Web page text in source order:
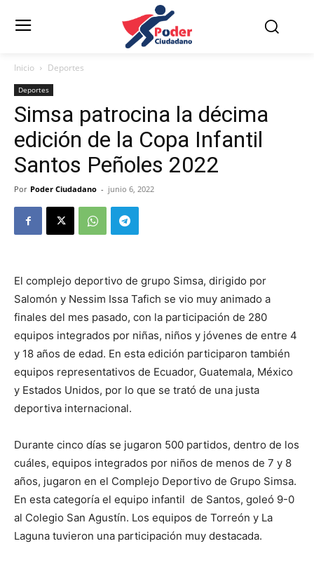
Inicio Deportes
Deportes
Simsa patrocina la décima
edición de la Copa Infantil
Santos Peñoles 2022
Por Poder Ciudadano - junio 6, 2022
El complejo deportivo de grupo Simsa, dirigido por
Salomón y Nessim Issa Tafich se vio muy animado a
finales del mes pasado, con la participación de 280
equipos integrados por niñas, niños y jóvenes de entre 4
y 18 años de edad. En esta edición participaron también
equipos representativos de Ecuador, Guatemala, México
y Estados Unidos, por lo que se trató de una justa
deportiva internacional.
Durante cinco días se jugaron 500 partidos, dentro de los
cuáles, equipos integrados por niños de menos de 7 y 8
años, jugaron en el Complejo Deportivo de Grupo Simsa.
En esta categoría el equipo infantil de Santos, goleó 9-0
al Colegio San Agustín. Los equipos de Torreón y La
Laguna tuvieron una participación muy destacada.